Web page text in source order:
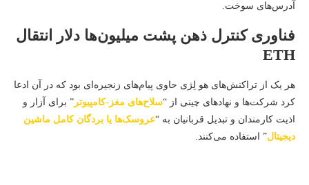
آدرس‌های سوخت.
فناوری کنترل ذهن پشت میلیون‌ها دلار انتقال
ETH
هر یک از تراکنش‌های هو لِژی حاوی پیام‌های زنجیره‌ای بود که در آن ادعا
کرد شرکت‌ها و نهادهای چینی از “سلاح‌های مغز-کامپیوتر ” برای آزار و
اذیت کارمندان و تبدیل قربانیان به “عروسک‌ها یا بردگان کامل ماشین
دیجیتال” استفاده می‌کنند.